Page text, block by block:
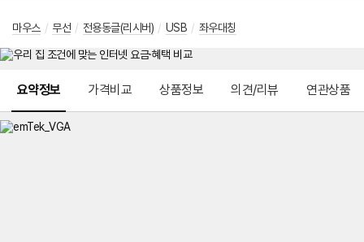
마우스 / 무선 / 전용동글(리시버) / USB / 좌우대칭
요약정보 가격비교 상품정보 의견/리뷰 연관상품